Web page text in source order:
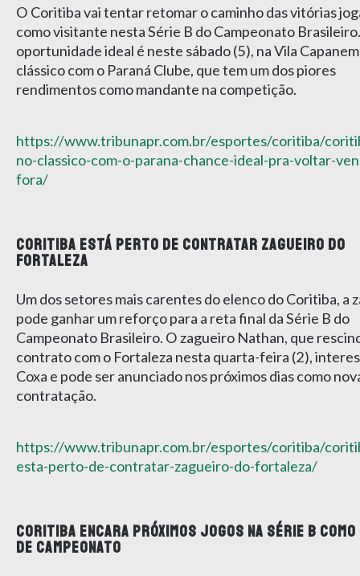
O Coritiba vai tentar retomar o caminho das vitórias
como visitante nesta Série B do Campeonato
oportunidade ideal é neste sábado (5), na Vila
clássico com o Paraná Clube, que tem um dos piores
rendimentos como mandante na competição.
https://www.tribunapr.com.br/esportes/coritiba/
no-classico-com-o-parana-chance-ideal-pra-voltar-
fora/
CORITIBA ESTÁ PERTO DE CONTRATAR ZAGUEIRO DO
FORTALEZA
Um dos setores mais carentes do elenco do Coritiba, a
pode ganhar um reforço para a reta final da Série B do
Campeonato Brasileiro. O zagueiro Nathan, que
contrato com o Fortaleza nesta quarta-feira (2),
Coxa e pode ser anunciado nos próximos dias como
contratação.
https://www.tribunapr.com.br/esportes/coritiba/
esta-perto-de-contratar-zagueiro-do-fortaleza/
CORITIBA ENCARA PRÓXIMOS JOGOS NA SÉRIE B
DE CAMPEONATO